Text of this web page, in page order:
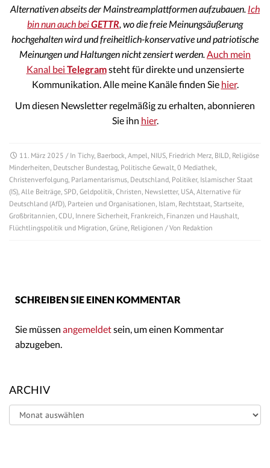
Alternativen abseits der Mainstreamplattformen aufzubauen. Ich
bin nun auch beiGETTR, wo die freie Meinungsäußerung
hochgehalten wird und freiheitlich-konservative und patriotische
Meinungen und Haltungen nicht zensiert werden.Auch mein
Kanal bei Telegramsteht für direkte und unzensierte
Kommunikation. Alle meine Kanäle finden Sie hier.
Um diesen Newsletter regelmäßig zu erhalten, abonnieren
Sie ihn hier.
11. März 2025 / In Tichy, Baerbock Ampel NIUS Friedrich Merz BILD Religiöse
Minderheiten Deutscher Bundestag Politische Gewalt 0 Mediathek
Christenverfolgung Parlamentarismus Deutschland Politiker, Islamischer Staat
(IS) Alle Beiträge SPD Geldpolitik Christen Newsletter, USA Alternative für
Deutschland (AfD) Parteien und Organisationen Islam Rechtstaat Startseite
Großbritannien CDU Innere Sicherheit Frankreich Finanzen und Haushalt
Flüchtlingspolitik und Migration Grüne Religionen / Von Redaktion
SCHREIBEN SIE EINEN KOMMENTAR
Sie müssen angemeldetsein, um einen Kommentar
abzugeben.
ARCHIV
Archiv